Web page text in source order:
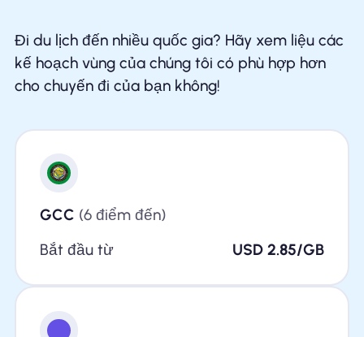
Đi du lịch đến nhiều quốc gia? Hãy xem liệu các
kế hoạch vùng của chúng tôi có phù hợp hơn
cho chuyến đi của bạn không!
GCC (6 điểm đến)
Bắt đầu từ
USD 2.85/GB